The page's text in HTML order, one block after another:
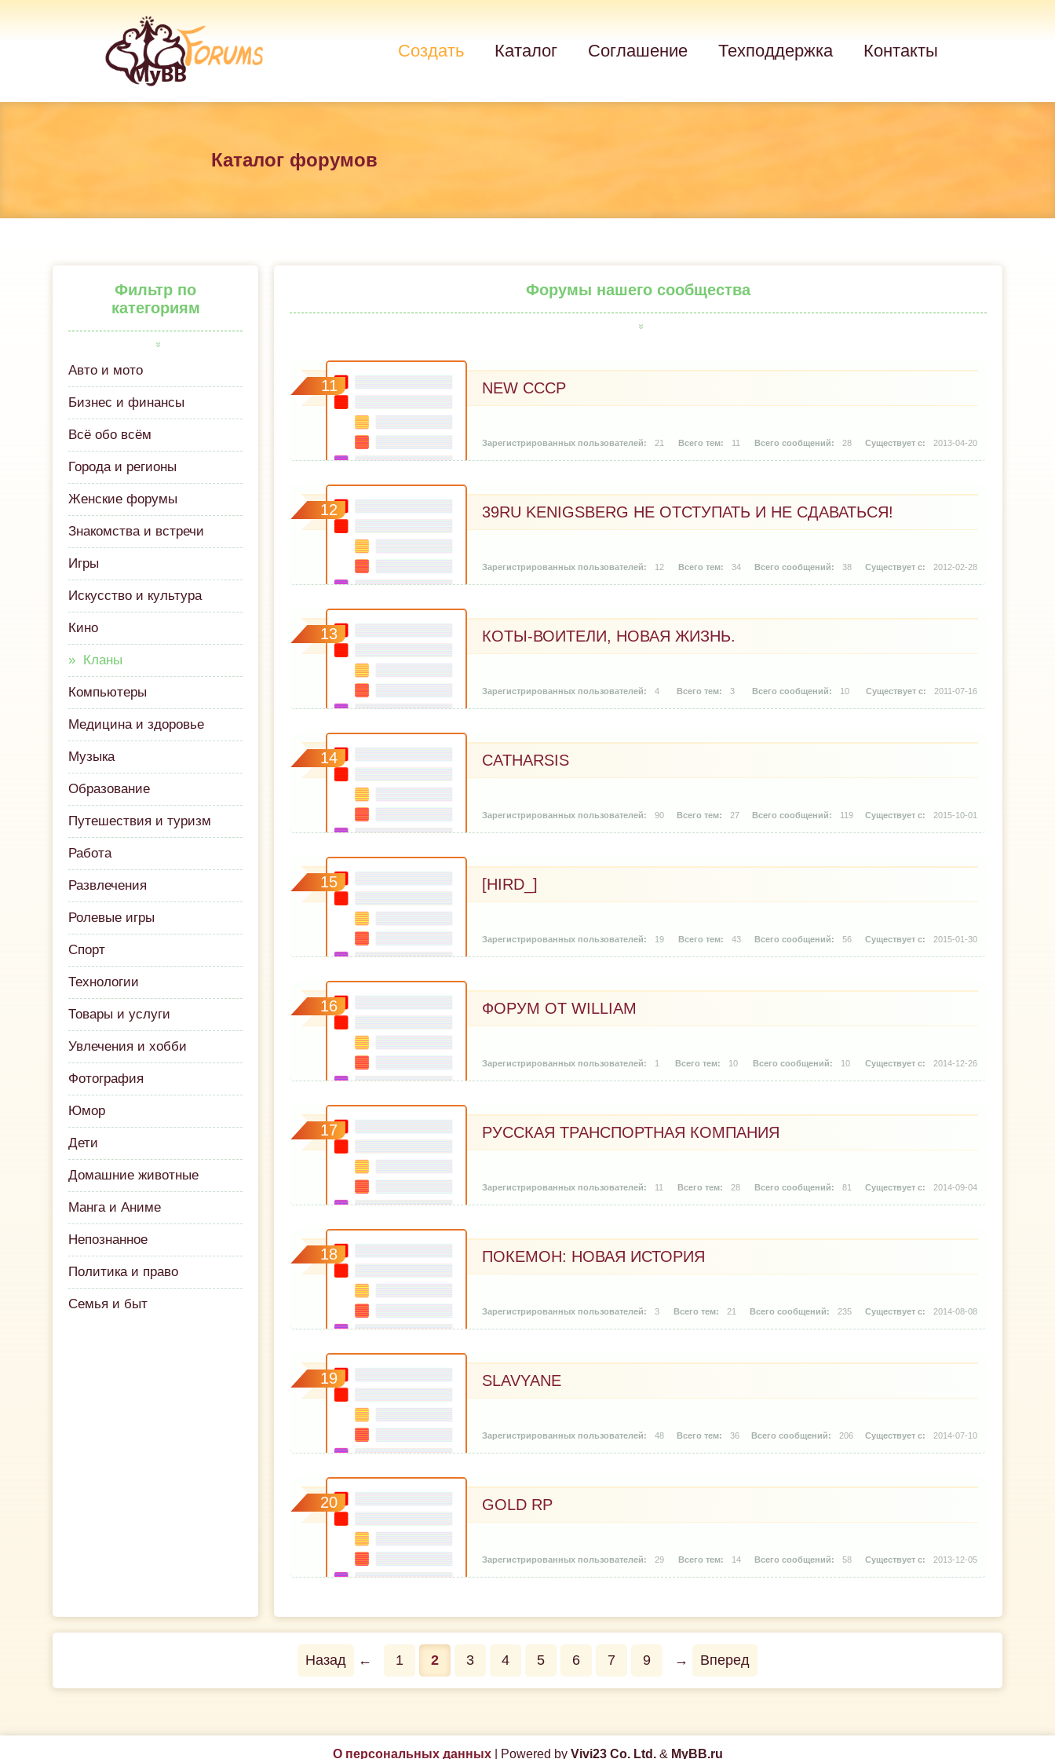
Создать Каталог Соглашение Техподдержка Контакты
Каталог форумов
Фильтр по
категориям
Авто и мото
Бизнес и финансы
Всё обо всём
Города и регионы
Женские форумы
Знакомства и встречи
Игры
Искусство и культура
Кино
Кланы
Компьютеры
Медицина и здоровье
Музыка
Образование
Путешествия и туризм
Работа
Развлечения
Ролевые игры
Спорт
Технологии
Товары и услуги
Увлечения и хобби
Фотография
Юмор
Дети
Домашние животные
Манга и Аниме
Непознанное
Политика и право
Семья и быт
Форумы нашего сообщества
11 NEW CCCP
21 11 28 2013-04-20
12 39RU KENIGSBERG НЕ ОТСТУПАТЬ И НЕ СДАВАТЬСЯ!
12 34 38 2012-02-28
13 КОТЫ-ВОИТЕЛИ, НОВАЯ ЖИЗНЬ.
4 3 10 2011-07-16
14 CATHARSIS
90 27 119 2015-10-01
15 [HIRD_]
19 43 56 2015-01-30
16 ФОРУМ ОТ WILLIAM
1 10 10 2014-12-26
17 РУССКАЯ ТРАНСПОРТНАЯ КОМПАНИЯ
11 28 81 2014-09-04
18 ПОКЕМОН: НОВАЯ ИСТОРИЯ
3 21 235 2014-08-08
19 SLAVYANE
48 36 206 2014-07-10
20 GOLD RP
29 14 58 2013-12-05
Назад ← 1 2 3 4 5 6 7 9 → Вперед
О персональных данных| Powered by Vivi23 Co. Ltd.& MyBB.ru